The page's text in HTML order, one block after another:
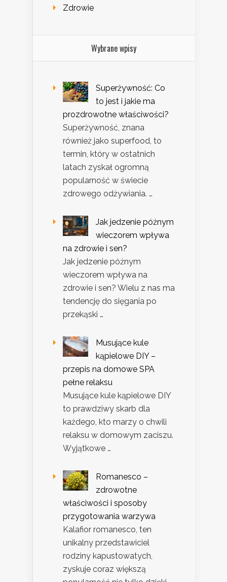
Zdrowie
Wybrane wpisy
Superżywność: Co
to jest i jakie ma
prozdrowotne właściwości?
Superżywność, znana
również jako superfood, to
termin, który w ostatnich
latach zyskał ogromną
popularność w świecie
zdrowego odżywiania. …
Jak jedzenie późnym
wieczorem wpływa
na zdrowie i sen?
Jak jedzenie późnym
wieczorem wpływa na
zdrowie i sen? Wielu z nas ma
tendencję do sięgania po
przekąski …
Musujące kule
kąpielowe DIY –
przepis na domowe SPA
pełne relaksu
Musujące kule kąpielowe DIY
to prawdziwy skarb dla
każdego, kto marzy o chwili
relaksu w domowym zaciszu.
Wyjątkowe …
Romanesco –
zdrowotne
właściwości i sposoby
przygotowania warzywa
Kalafior romanesco, ten
unikalny przedstawiciel
rodziny kapustowatych,
zyskuje coraz większą